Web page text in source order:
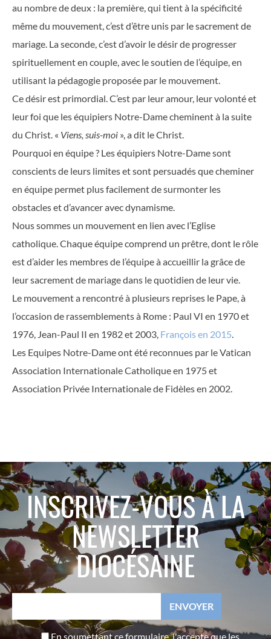
au nombre de deux : la première, qui tient à la spécificité
même du mouvement, c’est d’être unis par le sacrement de
mariage. La seconde, c’est d’avoir le désir de progresser
spirituellement en couple, avec le soutien de l’équipe, en
utilisant la pédagogie proposée par le mouvement.
Ce désir est primordial. C’est par leur amour, leur volonté et
leur foi que les équipiers Notre-Dame cheminent à la suite
du Christ. « Viens, suis-moi », a dit le Christ.
Pourquoi en équipe ? Les équipiers Notre-Dame sont
conscients de leurs limites et sont persuadés que cheminer
en équipe permet plus facilement de surmonter les
obstacles et d’avancer avec dynamisme.
Nous sommes un mouvement en lien avec l’Eglise
catholique. Chaque équipe comprend un prêtre, dont le rôle
est d’aider les membres de l’équipe à accueillir la grâce de
leur sacrement de mariage dans le quotidien de leur vie.
Le mouvement a rencontré à plusieurs reprises le Pape, à
l’occasion de rassemblements à Rome : Paul VI en 1970 et
1976, Jean-Paul II en 1982 et 2003, François en 2015
Les Equipes Notre-Dame ont été reconnues par le Vatican
Association Internationale Catholique en 1975 et
Association Privée Internationale de Fidèles en 2002.
INSCRIVEZ-VOUS À LA
NEWSLETTER
DIOCÉSAINE
En soumettant ce formulaire, j'accepte que les